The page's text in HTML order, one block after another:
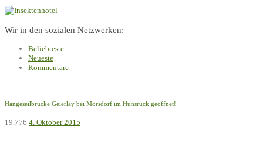
Wir in den sozialen Netzwerken:
Beliebteste
Neueste
Kommentare
Hängeseilbrücke Geierlay bei Mörsdorf im Hunsrück geöffnet!
19.776 4. Oktober 2015